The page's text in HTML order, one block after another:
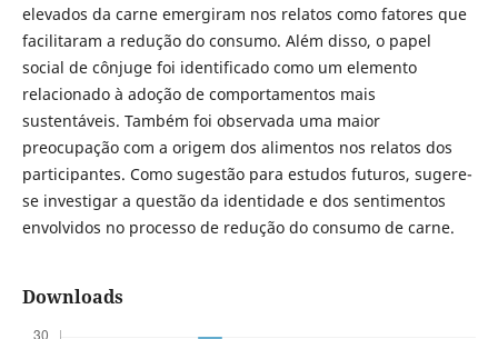
elevados da carne emergiram nos relatos como fatores que
facilitaram a redução do consumo. Além disso, o papel
social de cônjuge foi identificado como um elemento
relacionado à adoção de comportamentos mais
sustentáveis. Também foi observada uma maior
preocupação com a origem dos alimentos nos relatos dos
participantes. Como sugestão para estudos futuros, sugere-
se investigar a questão da identidade e dos sentimentos
envolvidos no processo de redução do consumo de carne.
Downloads